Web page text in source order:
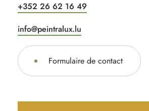
+352 26 62 16 49
info@peintralux.lu
Formulaire de contact